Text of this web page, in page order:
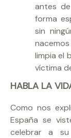
antes
forma
sin
limpia el
víctima
HABLA LA
Como nos
España se
celebrar a